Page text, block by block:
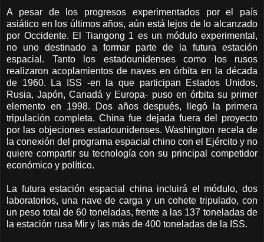
A pesar de los progresos experimentados por el país
asiático en los últimos años, aún está lejos de lo alcanzado
por Occidente. El Tiangong 1 es un módulo experimental,
no uno destinado a formar parte de la futura estación
espacial. Tanto los estadounidenses como los rusos
realizaron acoplamientos de naves en órbita en la década
de 1960. La ISS -en la que participan Estados Unidos,
Rusia, Japón, Canadá y Europa- puso en órbita su primer
elemento en 1998. Dos años después, llegó la primera
tripulación completa. China fue dejada fuera del proyecto
por las objeciones estadounidenses. Washington recela de
la conexión del programa espacial chino con el Ejército y no
quiere compartir su tecnología con su principal competidor
económico y político.
La futura estación espacial china incluirá el módulo, dos
laboratorios, una nave de carga y un cohete tripulado, con
un peso total de 60 toneladas, frente a las 137 toneladas de
la estación rusa Mir y las más de 400 toneladas de la ISS.